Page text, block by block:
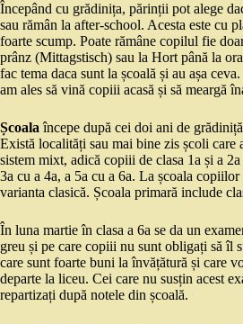
Începând cu grădinița, părinții pot alege
sau rămân la after-school. Acesta este cu
foarte scump. Poate rămâne copilul fie
prânz (Mittagstisch) sau la Hort până la
fac tema daca sunt la școală și au așa
am ales să vină copiii acasă și să meargă
Școalaîncepe după cei doi ani de
Există localități sau mai bine zis școli care
sistem mixt, adică copiii de clasa 1a și a
3a cu a 4a, a 5a cu a 6a. La școala
varianta clasică. Școala primară include
În luna martie în clasa a 6a se da un
greu și pe care copiii nu sunt obligați să îl
care sunt foarte buni la învățătură și care
departe la liceu. Cei care nu susțin acest
repartizați după notele din școală.